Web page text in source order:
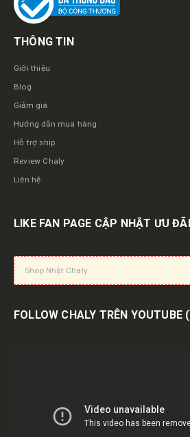
THÔNG TIN
Giới thiệu
Blog
Giảm giá
Hướng dẫn mua hàng
Hỗ trợ ship
Review Chaly
Liên hệ
LIKE FAN PAGE CẬP NHẬT ƯU ĐÃI
Shop Nhật Chaly
FOLLOW CHALY TRÊN YOUTUBE